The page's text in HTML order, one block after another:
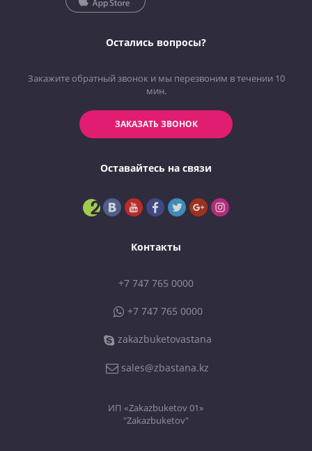
Остались вопросы?
Закажите обратный звонок и мы перезвоним в течении 10
мин.
ЗАКАЗАТЬ ЗВОНОК
Оставайтесь на связи
Контакты
+7 747 765 0000
+7 747 765 0000
zakazbuketovastana
sales@zbastana.kz
ИП «Zakazbuketov 01»
"Zakazbuketov"